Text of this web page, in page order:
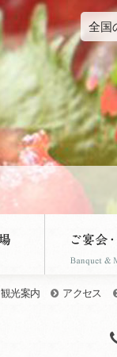
全国
観光案内 アクセス